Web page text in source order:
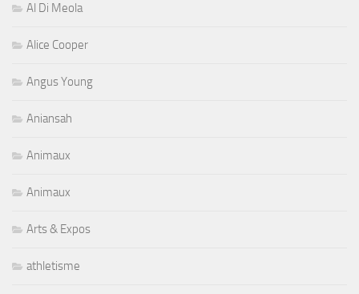
Al Di Meola
Alice Cooper
Angus Young
Aniansah
Animaux
Animaux
Arts & Expos
athletisme